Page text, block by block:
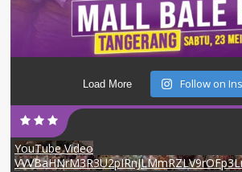
Load More Follow on
YouTube Video